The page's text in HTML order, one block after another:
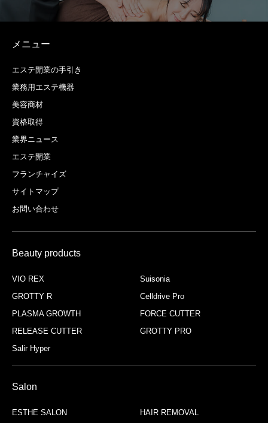
メニュー
エステ開業の手引き
業務用エステ機器
美容商材
資格取得
業界ニュース
エステ開業
フランチャイズ
サイトマップ
お問い合わせ
Beauty products
VIO REX
Suisonia
GROTTY R
Celldrive Pro
PLASMA GROWTH
FORCE CUTTER
RELEASE CUTTER
GROTTY PRO
Salir Hyper
Salon
ESTHE SALON HAIR REMOVAL